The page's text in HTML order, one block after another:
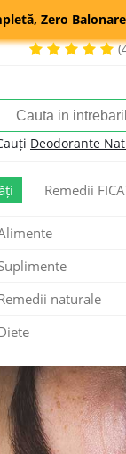
Zero
Deodorante
Remedii
naturale